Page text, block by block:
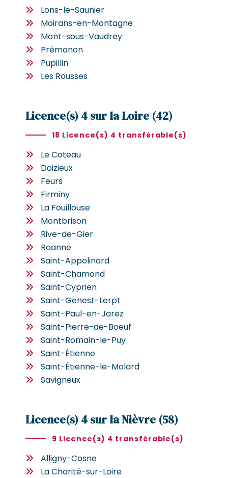
Lons-le-Saunier
Moirans-en-Montagne
Mont-sous-Vaudrey
Prémanon
Pupillin
Les Rousses
Licence(s) 4 sur la Loire (42)
18 Licence(s) 4 transférable(s)
Le Coteau
Doizieux
Feurs
Firminy
La Fouillouse
Montbrison
Rive-de-Gier
Roanne
Saint-Appolinard
Saint-Chamond
Saint-Cyprien
Saint-Genest-Lerpt
Saint-Paul-en-Jarez
Saint-Pierre-de-Boeuf
Saint-Romain-le-Puy
Saint-Étienne
Saint-Étienne-le-Molard
Savigneux
Licence(s) 4 sur la Nièvre (58)
9 Licence(s) 4 transférable(s)
Alligny-Cosne
La Charité-sur-Loire